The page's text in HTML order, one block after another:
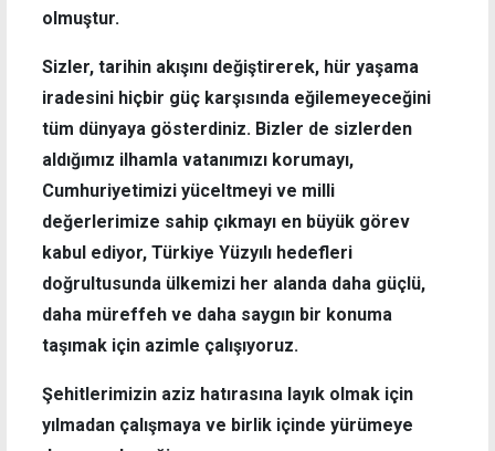
olmuştur.
Sizler, tarihin akışını değiştirerek, hür yaşama
iradesini hiçbir güç karşısında eğilemeyeceğini
tüm dünyaya gösterdiniz. Bizler de sizlerden
aldığımız ilhamla vatanımızı korumayı,
Cumhuriyetimizi yüceltmeyi ve milli
değerlerimize sahip çıkmayı en büyük görev
kabul ediyor, Türkiye Yüzyılı hedefleri
doğrultusunda ülkemizi her alanda daha güçlü,
daha müreffeh ve daha saygın bir konuma
taşımak için azimle çalışıyoruz.
Şehitlerimizin aziz hatırasına layık olmak için
yılmadan çalışmaya ve birlik içinde yürümeye